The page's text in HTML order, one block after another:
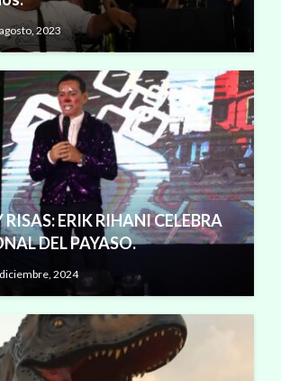
2023
ERIK RIHANI CELEBRA
DEL PAYASO.
2024